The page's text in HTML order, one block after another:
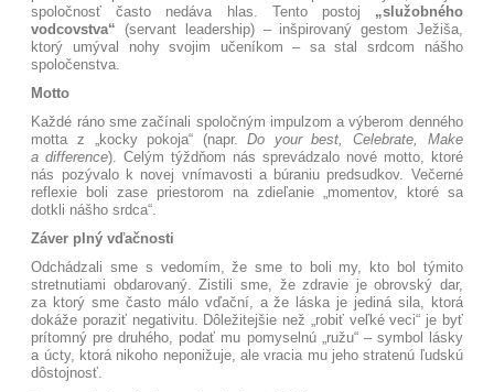
spoločnosť často nedáva hlas. Tento postoj „služobného
vodcovstva“ (servant leadership) – inšpirovaný gestom Ježiša,
ktorý umýval nohy svojim učeníkom – sa stal srdcom nášho
spoločenstva.
Motto
Každé ráno sme začínali spoločným impulzom a výberom denného
motta z „kocky pokoja“ (napr.Do your best, Celebrate, Make
a difference). Celým týždňom nás sprevádzalo nové motto, ktoré
nás pozývalo k novej vnímavosti a búraniu predsudkov. Večerné
reflexie boli zase priestorom na zdieľanie „momentov, ktoré sa
dotkli nášho srdca“.
Záver plný vďačnosti
Odchádzali sme s vedomím, že sme to boli my, kto bol týmito
stretnutiami obdarovaný. Zistili sme, že zdravie je obrovský dar,
za ktorý sme často málo vďační, a že láska je jediná sila, ktorá
dokáže poraziť negativitu. Dôležitejšie než „robiť veľké veci“ je byť
prítomný pre druhého, podať mu pomyselnú „ružu“ – symbol lásky
a úcty, ktorá nikoho neponižuje, ale vracia mu jeho stratenú ľudskú
dôstojnosť.